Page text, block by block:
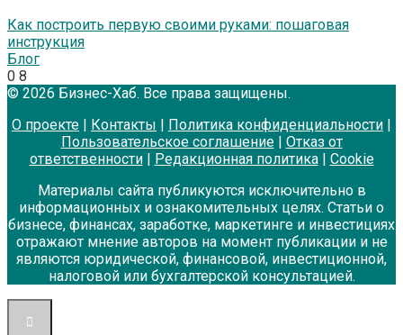
Как построить первую своими руками: пошаговая
инструкция
Блог
0 8
© 2026 Бизнес-Хаб. Все права защищены.
О проекте | Контакты | Политика конфиденциальности |
Пользовательское соглашение| Отказ от
ответственности| Редакционная политика| Cookie
Материалы сайта публикуются исключительно в
информационных и ознакомительных целях. Статьи о
бизнесе, финансах, заработке, маркетинге и инвестициях
отражают мнение авторов на момент публикации и не
являются юридической, финансовой, инвестиционной,
налоговой или бухгалтерской консультацией.